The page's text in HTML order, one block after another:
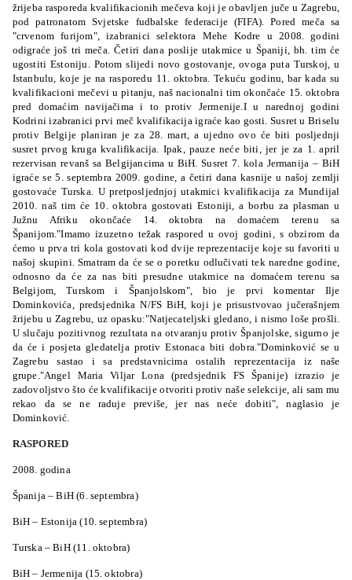
žrijeba rasporeda kvalifikacionih mečeva koji je obavljen juče u Zagrebu,
pod patronatom Svjetske fudbalske federacije (FIFA). Pored meča sa
"crvenom furijom", izabranici selektora Mehe Kodre u 2008. godini
odigraće još tri meča. Četiri dana poslije utakmice u Španiji, bh. tim će
ugostiti Estoniju. Potom slijedi novo gostovanje, ovoga puta Turskoj, u
Istanbulu, koje je na rasporedu 11. oktobra. Tekuću godinu, bar kada su
kvalifikacioni mečevi u pitanju, naš nacionalni tim okončaće 15. oktobra
pred domaćim navijačima i to protiv Jermenije.I u narednoj godini
Kodrini izabranici prvi meč kvalifikacija igraće kao gosti. Susret u Briselu
protiv Belgije planiran je za 28. mart, a ujedno ovo će biti posljednji
susret prvog kruga kvalifikacija. Ipak, pauze neće biti, jer je za 1. april
rezervisan revanš sa Belgijancima u BiH. Susret 7. kola Jermanija – BiH
igraće se 5. septembra 2009. godine, a četiri dana kasnije u našoj zemlji
gostovaće Turska. U pretposljednjoj utakmici kvalifikacija za Mundijal
2010. naš tim će 10. oktobra gostovati Estoniji, a borbu za plasman u
Južnu Afriku okončaće 14. oktobra na domaćem terenu sa
Španijom."Imamo izuzetno težak raspored u ovoj godini, s obzirom da
ćemo u prva tri kola gostovati kod dvije reprezentacije koje su favoriti u
našoj skupini. Smatram da će se o poretku odlučivati tek naredne godine,
odnosno da će za nas biti presudne utakmice na domaćem terenu sa
Belgijom, Turskom i Španjolskom", bio je prvi komentar Ilje
Dominkovića, predsjednika N/FS BiH, koji je prisustvovao jučerašnjem
žrijebu u Zagrebu, uz opasku:"Natjecateljski gledano, i nismo loše prošli.
U slučaju pozitivnog rezultata na otvaranju protiv Španjolske, sigurno je
da će i posjeta gledatelja protiv Estonaca biti dobra."Dominković se u
Zagrebu sastao i sa predstavnicima ostalih reprezentacija iz naše
grupe."Angel Maria Viljar Lona (predsjednik FS Španije) izrazio je
zadovoljstvo što će kvalifikacije otvoriti protiv naše selekcije, ali sam mu
rekao da se ne raduje previše, jer nas neće dobiti", naglasio je
Dominković.
RASPORED
2008. godina
Španija – BiH (6. septembra)
BiH – Estonija (10. septembra)
Turska – BiH (11. oktobra)
BiH – Jermenija (15. oktobra)